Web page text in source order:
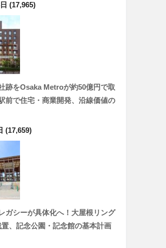
(17,965)
跡をOsaka Metroが約50億円で取
で住宅・商業開発、沿線価値の
(17,659)
ガシーが具体化へ！大屋根リング
、記念公園・記念館の基本計画